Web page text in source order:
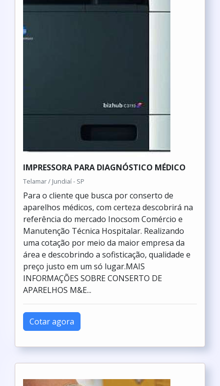
IMPRESSORA PARA DIAGNÓSTICO MÉDICO
Telamar / Jundiaí - SP
Para o cliente que busca por conserto de
aparelhos médicos, com certeza descobrirá na
referência do mercado Inocsom Comércio e
Manutenção Técnica Hospitalar. Realizando
uma cotação por meio da maior empresa da
área e descobrindo a sofisticação, qualidade e
preço justo em um só lugar.MAIS
INFORMAÇÕES SOBRE CONSERTO DE
APARELHOS M&E...
Cotar agora